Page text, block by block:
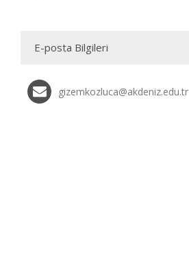
E-posta Bilgileri
gizemkozluca@akdeniz.edu.tr